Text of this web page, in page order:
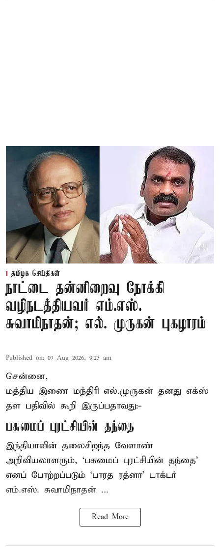
தமிழக செய்திகள்
நாட்டை தன்னிறைவு நோக்கி
வழிநடத்தியவர் எம்.எஸ்.
சுவாமிநாதன்; எல். முருகன் புகழாரம்
Published on: 07 Aug 2026, 9:23 am
சென்னை,
மத்திய இணை மந்திரி எல்.முருகன் தனது எக்ஸ்
தள பதிவில் கூறி இருப்பதாவது:-
பசுமைப் புரட்சியின் தந்தை
இந்தியாவின் தலைசிறந்த வேளாண்
அறிவியலாளரும், ‘பசுமைப் புரட்சியின் தந்தை’
எனப் போற்றப்படும் ‘பாரத ரத்னா’ டாக்டர்
எம்.எஸ். சுவாமிநாதன் ...
Read More